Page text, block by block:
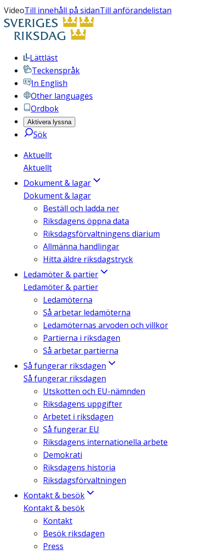
VideoTill innehåll på sidanTill anförandelistan
Lättläst
Teckenspråk
In English
Other languages
Ordbok
Aktivera lyssna
Sök
Aktuellt
Aktuellt
Dokument & lagar
Dokument & lagar
Beställ och ladda ner
Riksdagens öppna data
Riksdagsförvaltningens diarium
Allmänna handlingar
Hitta äldre riksdagstryck
Ledamöter & partier
Ledamöter & partier
Ledamöterna
Så arbetar ledamöterna
Ledamöternas arvoden och villkor
Partierna i riksdagen
Så arbetar partierna
Så fungerar riksdagen
Så fungerar riksdagen
Utskotten och EU-nämnden
Riksdagens uppgifter
Arbetet i riksdagen
Så fungerar EU
Riksdagens internationella arbete
Demokrati
Riksdagens historia
Riksdagsförvaltningen
Kontakt & besök
Kontakt & besök
Kontakt
Besök riksdagen
Press